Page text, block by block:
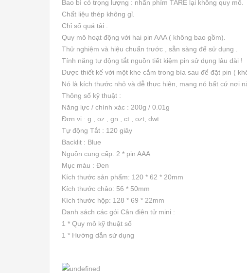
Bao bì có trọng lượng : nhấn phím TARE lại không quy
Chất liệu thép không gỉ.
Chỉ số quá tải .
Quy mô hoạt động với hai pin AAA ( không bao gồm).
Thử nghiệm và hiệu chuẩn trước , sẵn sàng để sử dụng .
Tính năng tự động tắt nguồn tiết kiệm pin sử dụng lâu dài !
Được thiết kế với một khe cắm trong bìa sau để đặt pin (
Nó là kích thước nhỏ và dễ thực hiện, mang nó bất cứ nơi
Thông số kỹ thuật :
Năng lực / chính xác : 200g / 0.01g
Đơn vị : g , oz , gn , ct , ozt, dwt
Tự động Tắt : 120 giây
Backlit : Blue
Nguồn cung cấp: 2 * pin AAA
Mục màu : Đen
Kích thước sản phẩm: 120 * 62 * 20mm
Kích thước chảo: 56 * 50mm
Kích thước hộp: 128 * 69 * 22mm
Danh sách các gói Cân điện tử mini :
1 * Quy mô kỹ thuật số
1 * Hướng dẫn sử dụng